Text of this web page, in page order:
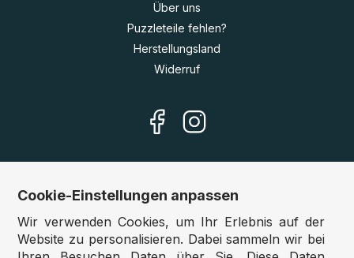
Über uns
Puzzleteile fehlen?
Herstellungsland
Widerruf
Unsere Shops
Deutschland:www.puzzle.de
Cookie-Einstellungen anpassen
Wir verwenden Cookies, um Ihr Erlebnis auf der
Website zu personalisieren. Dabei sammeln wir bei